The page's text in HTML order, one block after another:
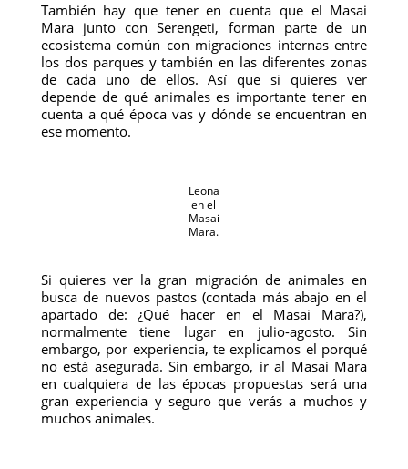
También hay que tener en cuenta que el Masai
Mara junto con Serengeti, forman parte de un
ecosistema común con migraciones internas entre
los dos parques y también en las diferentes zonas
de cada uno de ellos. Así que si quieres ver
depende de qué animales es importante tener en
cuenta a qué época vas y dónde se encuentran en
ese momento.
Leona
en el
Masai
Mara.
Si quieres ver la gran migración de animales en
busca de nuevos pastos (contada más abajo en el
apartado de: ¿Qué hacer en el Masai Mara?),
normalmente tiene lugar en julio-agosto. Sin
embargo, por experiencia, te explicamos el porqué
no está asegurada. Sin embargo, ir al Masai Mara
en cualquiera de las épocas propuestas será una
gran experiencia y seguro que verás a muchos y
muchos animales.